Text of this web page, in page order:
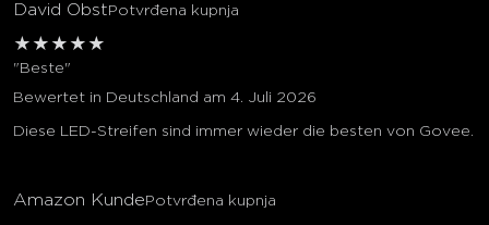
David Obst Potvrđena kupnja
★ ★ ★ ★ ★
"Beste"
Bewertet in Deutschland am 4. Juli 2026
Diese LED-Streifen sind immer wieder die besten von Govee.
Amazon Kunde Potvrđena kupnja